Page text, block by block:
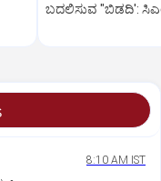
ಬದಲಿಸುವ "ಬಿಡದಿ':
8:10 AM IST